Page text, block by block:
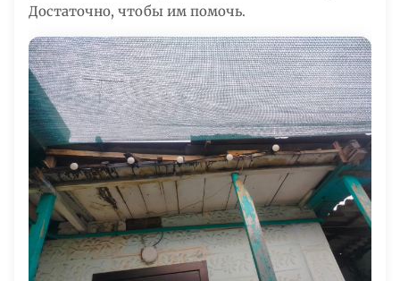
Достаточно, чтобы им помочь.